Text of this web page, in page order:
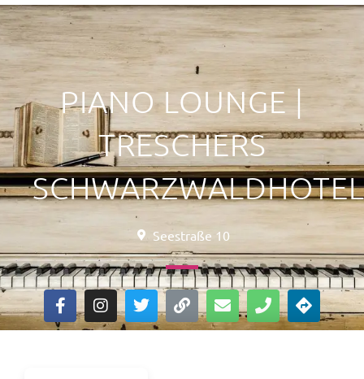
PIANO LOUNGE |
TRESCHERS
SCHWARZWALDHOTEL
Seestraße 10